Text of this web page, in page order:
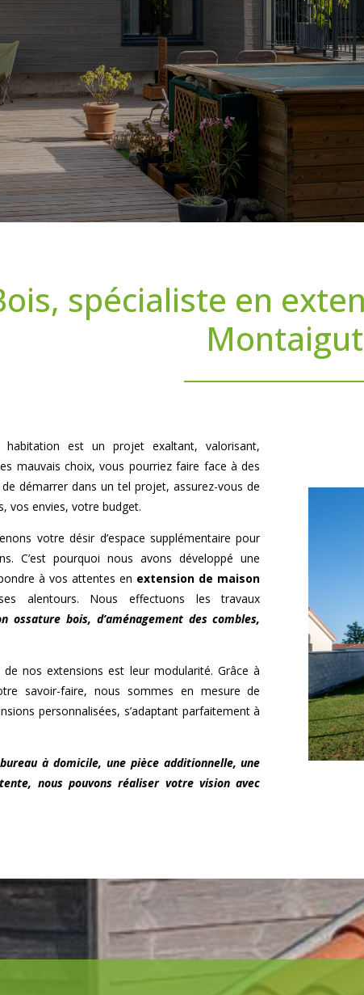
spécialiste en
Montaigut
habitation est un projet exaltant, valorisant,
mauvais choix, vous pourriez faire face à des
démarrer dans un tel projet, assurez-vous de
vos envies, votre budget.
votre désir d’espace supplémentaire pour
C’est pourquoi nous avons développé une
à vos attentes en extension de maison
alentours. Nous effectuons les travaux
ossature bois, d’aménagement des combles,
de nos extensions est leur modularité. Grâce à
savoir-faire, nous sommes en mesure de
personnalisées, s’adaptant parfaitement à
bureau à domicile, une pièce additionnelle, une
nous pouvons réaliser votre vision avec